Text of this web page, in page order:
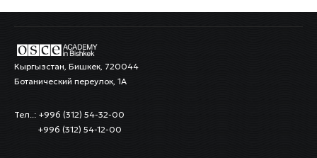
Кыргызстан, Бишкек, 720044
Ботанический переулок, 1А
Тел..: +996 (312) 54-32-00
+996 (312) 54-12-00